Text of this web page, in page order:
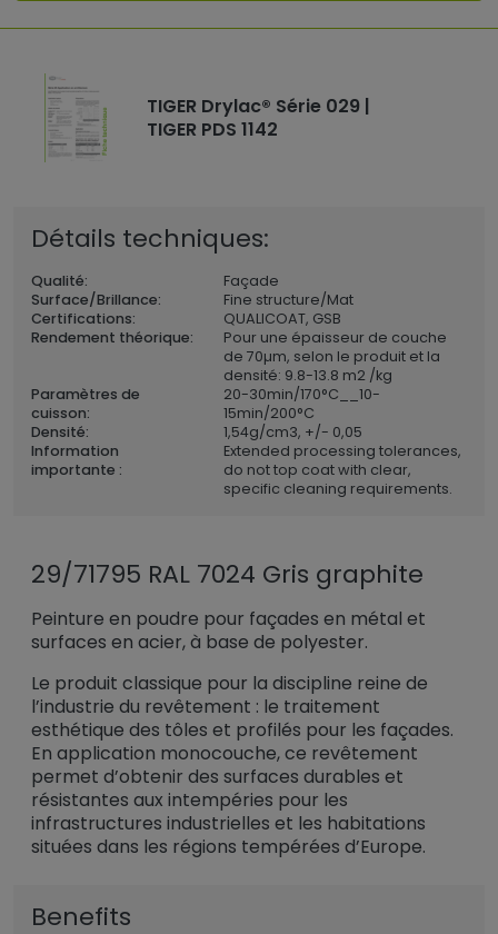
TIGER Drylac® Série 029 |
TIGER PDS 1142
Détails techniques:
Qualité:
Façade
Surface/Brillance:
Fine structure/Mat
Certifications:
QUALICOAT, GSB
Rendement théorique:
Pour une épaisseur de couche
de 70µm, selon le produit et la
densité: 9.8-13.8 m2 /kg
Paramètres de
cuisson:
20-30min/170°C__10-
15min/200°C
Densité:
1,54g/cm3, +/- 0,05
Information
importante :
Extended processing tolerances,
do not top coat with clear,
specific cleaning requirements.
29/71795 RAL 7024 Gris graphite
Peinture en poudre pour façades en métal et
surfaces en acier, à base de polyester.
Le produit classique pour la discipline reine de
l’industrie du revêtement : le traitement
esthétique des tôles et profilés pour les façades.
En application monocouche, ce revêtement
permet d’obtenir des surfaces durables et
résistantes aux intempéries pour les
infrastructures industrielles et les habitations
situées dans les régions tempérées d’Europe.
Benefits